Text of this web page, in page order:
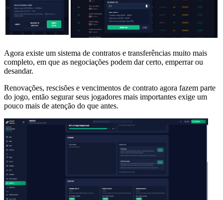
Agora existe um sistema de contratos e transferências muito mais
completo, em que as negociações podem dar certo, emperrar ou
desandar.
Renovações, rescisões e vencimentos de contrato agora fazem parte
do jogo, então segurar seus jogadores mais importantes exige um
pouco mais de atenção do que antes.